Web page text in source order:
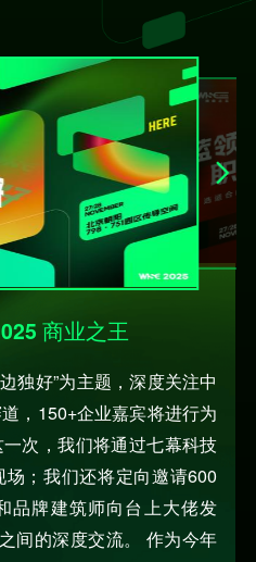
商业之王
独好”为主题，深度关注中
，150+企业嘉宾将进行为
次，我们将通过七幕科技
；我们还将定向邀请600
品牌建筑师向台上大佬发
间的深度交流。 作为今年